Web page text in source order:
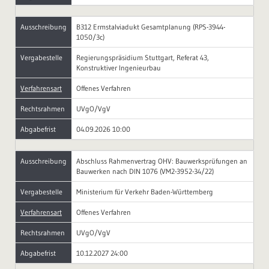
Ausschreibung
B312 Ermstalviadukt Gesamtplanung (RPS-3944-
1050/3c)
Vergabestelle
Regierungspräsidium Stuttgart, Referat 43,
Konstruktiver Ingenieurbau
Verfahrensart Offenes Verfahren
Rechtsrahmen UVgO/VgV
Abgabefrist 04.09.2026 10:00
Ausschreibung
Abschluss Rahmenvertrag OHV: Bauwerksprüfungen an
Bauwerken nach DIN 1076 (VM2-3952-34/22)
Vergabestelle Ministerium für Verkehr Baden-Württemberg
Verfahrensart Offenes Verfahren
Rechtsrahmen UVgO/VgV
Abgabefrist 10.12.2027 24:00